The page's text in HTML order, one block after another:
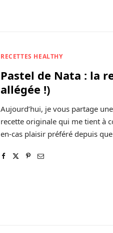
RECETTES HEALTHY
Pastel de Nata : la
allégée !)
Aujourd’hui, je vous partage
recette originale qui me tient à
en-cas plaisir préféré depuis